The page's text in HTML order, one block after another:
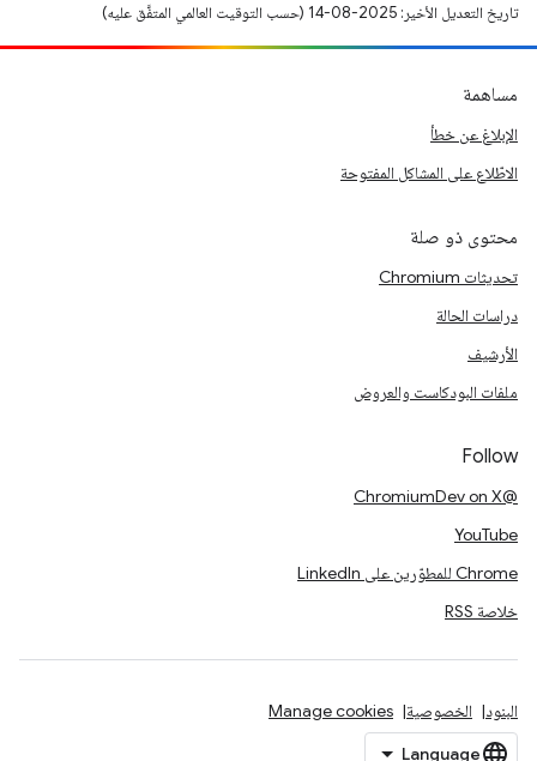
تاريخ التعديل الأخير: 2025-08-14 (حسب التوقيت العالمي المتفَّق عليه)
مساهمة
الإبلاغ عن خطأ
الاطّلاع على المشاكل المفتوحة
محتوى ذو صلة
تحديثات Chromium
دراسات الحالة
الأرشيف
ملفات البودكاست والعروض
Follow
@ChromiumDev on X
YouTube
Chrome للمطوّرين على LinkedIn
خلاصة RSS
البنود الخصوصية Manage cookies